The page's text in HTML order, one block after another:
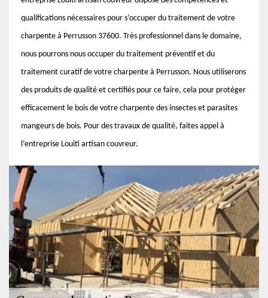
qualifications nécessaires pour s’occuper du traitement de votre
charpente à Perrusson 37600. Très professionnel dans le domaine,
nous pourrons nous occuper du traitement préventif et du
traitement curatif de votre charpente à Perrusson. Nous utiliserons
des produits de qualité et certifiés pour ce faire, cela pour protéger
efficacement le bois de votre charpente des insectes et parasites
mangeurs de bois. Pour des travaux de qualité, faites appel à
l’entreprise Louiti artisan couvreur.